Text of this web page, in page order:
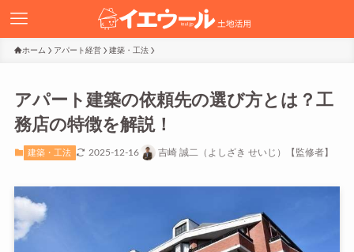
ホーム アパート経営 建築・工法
アパート建築の依頼先の選び方とは？工
務店の特徴を解説！
建築・工法 2025-12-16 吉崎 誠二（よしざき せいじ）【監修者】